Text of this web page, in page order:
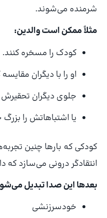
شرمنده می‌شوند.
مثلاً ممکن است والدین:
کودک را مسخره کنند.
او را با دیگران مقایسه
جلوی دیگران تحقیرش
یا اشتباهاتش را
کودکی که بارها چنین
انتقادگر درونی می‌سازد که
بعدها این صدا تبدیل
خودسرزنشی